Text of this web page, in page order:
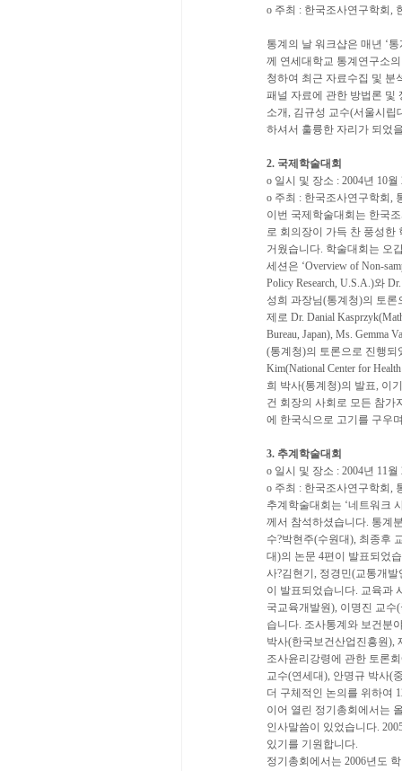
o 주최 : 한국조사연구학회,
통계의 날 워크샵은 매년 ‘
께 연세대학교 통계연구소
청하여 최근 자료수집 및 분
패널 자료에 관한 방법론 및
소개, 김규성 교수(서울시립
하셔서 훌륭한 자리가 되었
2. 국제학술대회
o 일시 및 장소 : 2004년 10
o 주최 : 한국조사연구학회,
이번 국제학술대회는 한국
로 회의장이 가득 찬 풍성한
거웠습니다. 학술대회는 오
세션은 ‘Overview of Non-
Policy Research, U.S.A.)와
성희 과장님(통계청)의 토론
제로 Dr. Danial
Bureau, Japan), Ms. Gemma
(통계청)의 토론으로 진행되
Kim(National Center for
희 박사(통계청)의 발표, 이
건 회장의 사회로 모든 참가
에 한국식으로 고기를 구우
3. 추계학술대회
o 일시 및 장소 : 2004년 11
o 주최 : 한국조사연구학회,
추계학술대회는 ‘네트워크
께서 참석하셨습니다. 통계
수?박현주(수원대), 최종후
대)의 논문 4편이 발표되었
사?김현기, 정경민(교통개
이 발표되었습니다. 교육과
국교육개발원), 이명진 교수
습니다. 조사통계와 보건분
박사(한국보건산업진흥원),
조사윤리강령에 관한 토론
교수(연세대), 안명규 박사(
더 구체적인 논의를 위하여
이어 열린 정기총회에서는
인사말씀이 있었습니다.
있기를 기원합니다.
정기총회에서는 2006년도